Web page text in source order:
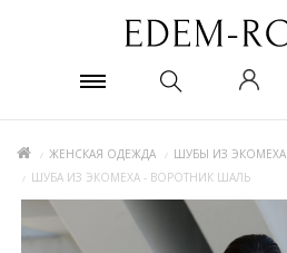
ЖЕНСКАЯ ОДЕЖДА
ШУБЫ ИЗ ЭКОМЕХА
ШУБА ИЗ ЭКОМЕХА - ВОРОТНИК ШАЛЬ